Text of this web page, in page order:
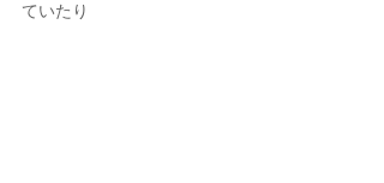
ていたり